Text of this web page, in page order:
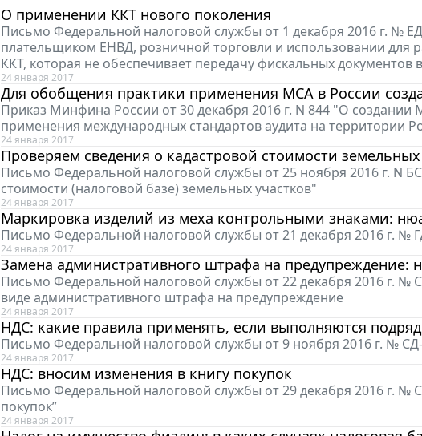
О применении ККТ нового поколения
Письмо Федеральной налоговой службы от 1 декабря 2016 г. №
плательщиком ЕНВД, розничной торговли и использовании для
ККТ, которая не обеспечивает передачу фискальных
24 января 2017
Для обобщения практики применения МСА в России
Приказ Минфина России от 30 декабря 2016 г. N 844 "О
применения международных стандартов аудита на территории
24 января 2017
Проверяем сведения о кадастровой стоимости земельных
Письмо Федеральной налоговой службы от 25 ноября 2016 г. N
стоимости (налоговой базе) земельных участков"
24 января 2017
Маркировка изделий из меха контрольными знаками:
Письмо Федеральной налоговой службы от 21 декабря 2016 г. №
24 января 2017
Замена административного штрафа на предупреждение:
Письмо Федеральной налоговой службы от 22 декабря 2016 г. №
виде административного штрафа на предупреждение
24 января 2017
НДС: какие правила применять, если выполняются
Письмо Федеральной налоговой службы от 9 ноября 2016 г. №
24 января 2017
НДС: вносим изменения в книгу покупок
Письмо Федеральной налоговой службы от 29 декабря 2016 г. №
покупок”
24 января 2017